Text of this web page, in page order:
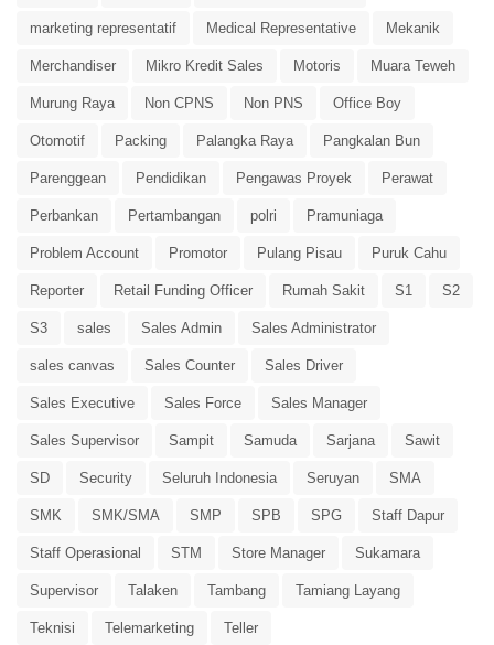
marketing representatif Medical Representative Mekanik
Merchandiser Mikro Kredit Sales Motoris Muara Teweh
Murung Raya Non CPNS Non PNS Office Boy
Otomotif Packing Palangka Raya Pangkalan Bun
Parenggean Pendidikan Pengawas Proyek Perawat
Perbankan Pertambangan polri Pramuniaga
Problem Account Promotor Pulang Pisau Puruk Cahu
Reporter Retail Funding Officer Rumah Sakit S1 S2
S3 sales Sales Admin Sales Administrator
sales canvas Sales Counter Sales Driver
Sales Executive Sales Force Sales Manager
Sales Supervisor Sampit Samuda Sarjana Sawit
SD Security Seluruh Indonesia Seruyan SMA
SMK SMK/SMA SMP SPB SPG Staff Dapur
Staff Operasional STM Store Manager Sukamara
Supervisor Talaken Tambang Tamiang Layang
Teknisi Telemarketing Teller